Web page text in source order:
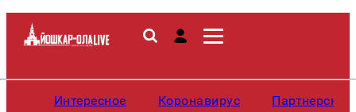
Интересное Коронавирус